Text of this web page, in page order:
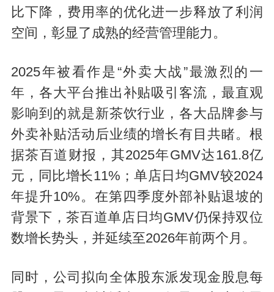
比下降，费用率的优化进一步释放了利润
空间，彰显了成熟的经营管理能力。
2025年被看作是“外卖大战”最激烈的一
年，各大平台推出补贴吸引客流，最直观
影响到的就是新茶饮行业，各大品牌参与
外卖补贴活动后业绩的增长有目共睹。根
据茶百道财报，其2025年GMV达161.8亿
元，同比增长11%；单店日均GMV较2024
年提升10%。在第四季度外部补贴退坡的
背景下，茶百道单店日均GMV仍保持双位
数增长势头，并延续至2026年前两个月。
同时，公司拟向全体股东派发现金股息每